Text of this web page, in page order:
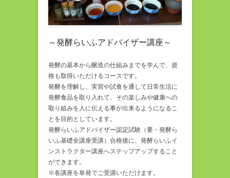
～発酵らいふアドバイザー講座～
発酵の基本から醸造の仕組みまでを学んで、資
格も取得いただけるコースです。
発酵を理解し、実習や試食を通して日常生活に
発酵食品を取り入れて、その楽しみや健康への
取り組みを人に伝える事が出来るようになるこ
とを目的としています。
発酵らいふアドバイザー認定試験（要・発酵ら
いふ基礎全講座受講）合格後に、発酵らいふイ
ンストラクター講座へステップアップすること
ができます。
※各講座を単発でご受講いただけます。